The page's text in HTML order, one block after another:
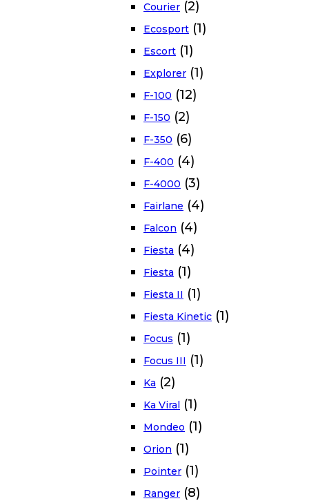
Courier (2)
Ecosport (1)
Escort (1)
Explorer (1)
F-100 (12)
F-150 (2)
F-350 (6)
F-400 (4)
F-4000 (3)
Fairlane (4)
Falcon (4)
Fiesta (4)
Fiesta (1)
Fiesta II (1)
Fiesta Kinetic (1)
Focus (1)
Focus III (1)
Ka (2)
Ka Viral (1)
Mondeo (1)
Orion (1)
Pointer (1)
Ranger (8)